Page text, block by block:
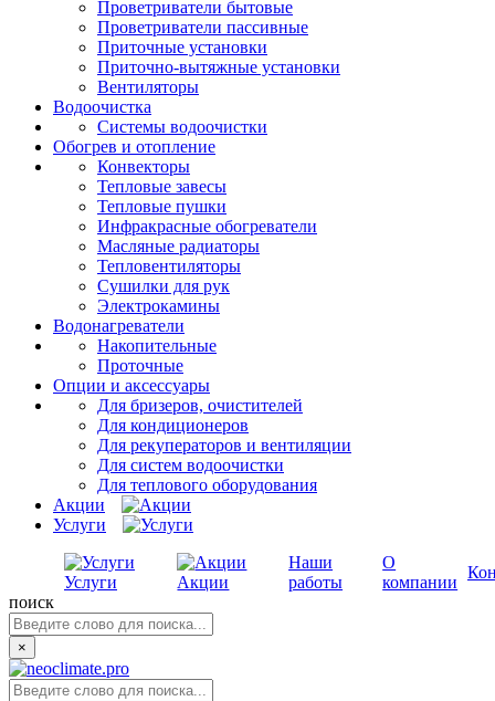
Проветриватели бытовые
Проветриватели пассивные
Приточные установки
Приточно-вытяжные установки
Вентиляторы
Водоочистка
Системы водоочистки
Обогрев и отопление
Конвекторы
Тепловые завесы
Тепловые пушки
Инфракрасные обогреватели
Масляные радиаторы
Тепловентиляторы
Сушилки для рук
Электрокамины
Водонагреватели
Накопительные
Проточные
Опции и аксессуары
Для бризеров, очистителей
Для кондиционеров
Для рекуператоров и вентиляции
Для систем водоочистки
Для теплового оборудования
Акции
Услуги
Услуги Акции
Наши
работы
О
компании
поиск
×